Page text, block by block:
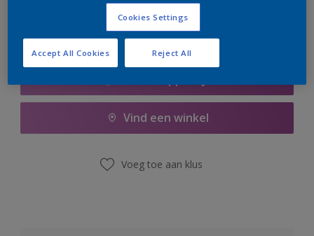
Vind een winkel
Voeg toe aan klus
Cookies Settings
Reject All
Accept All Cookies